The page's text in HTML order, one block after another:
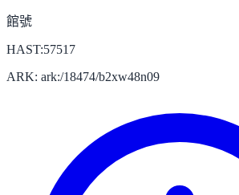
館號
HAST:57517
ARK: ark:/18474/b2xw48n09